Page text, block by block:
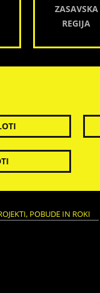
ZASAVSKA
REGIJA
POBUDE IN ROKI